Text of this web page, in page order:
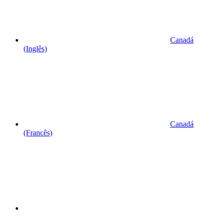
Canadá
(Inglês)
Canadá
(Francês)